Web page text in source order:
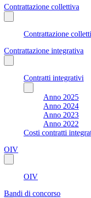
Contrattazione collettiva
Contrattazione
Contrattazione integrativa
Contratti integrativi
Anno 2025
Anno 2024
Anno 2023
Anno 2022
Costi contratti
OIV
OIV
Bandi di concorso